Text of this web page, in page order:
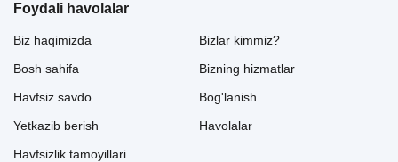
Foydali havolalar
Biz haqimizda
Bosh sahifa
Havfsiz savdo
Yetkazib berish
Havfsizlik tamoyillari
Bizlar kimmiz?
Bizning hizmatlar
Bog'lanish
Havolalar